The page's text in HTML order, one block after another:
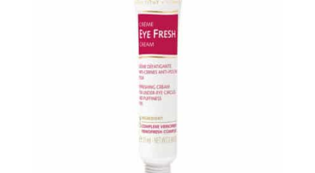
plus
ancien